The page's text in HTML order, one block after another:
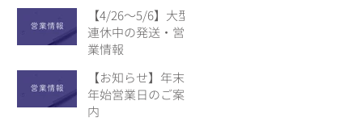
プリンター「Form
4B」の新商品紹介
【4/24】
【4/26〜5/6】大型
連休中の発送・営
業情報
【お知らせ】年末
年始営業日のご案
内